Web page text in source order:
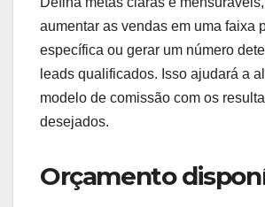
conscientização da marca, um
comissão baseado em leads pode
apropriado. Para vendas diretas,
comissão por venda é mais
aumentar as vendas em uma faixa
específica ou gerar um número